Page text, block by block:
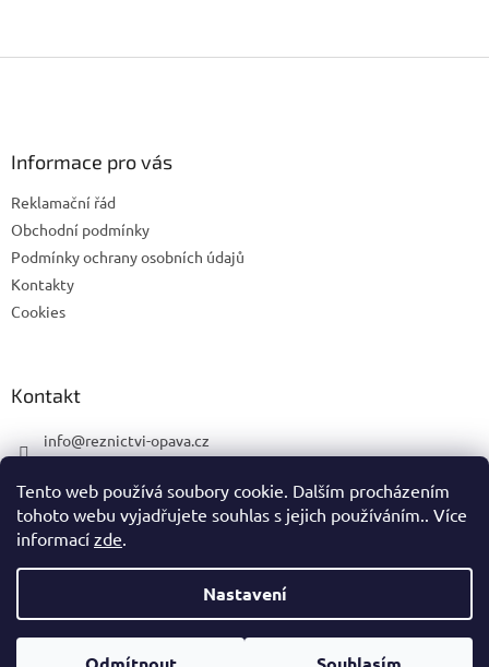
Tento web používá soubory cookie. Dalším procházením
tohoto webu vyjadřujete souhlas s jejich používáním.. Více
informací zde.
Nastavení
Informace pro vás
Reklamační řád
Obchodní podmínky
Podmínky ochrany osobních údajů
Kontakty
Cookies
Kontakt
info@reznictvi-opava.cz
775 492 668
Vytvořil Shoptet